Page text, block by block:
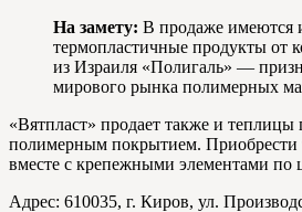
На замету: В продаже имеются
термопластичные продукты от
из Израиля «Полигаль» —
мирового рынка полимерных
«Вятпласт» продает также и
полимерным покрытием.
вместе с крепежными элементами по
Адрес: 610035, г. Киров, ул.